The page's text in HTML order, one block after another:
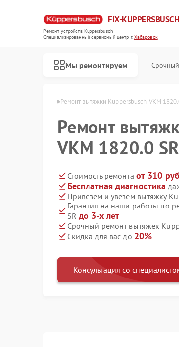
FIX-KUPPERSBUSCH
Ремонт устройств Kuppersbusch
Специализированный cервисный центр г.Хабаровск
Мы ремонтируем
Ремонт вытяжки Kuppersbusch VKM
Ремонт
VKM 1820.0
Стоимость ремонта от 310
Бесплатная диагностика
Привезем и увезем вытяжку
Гарантия на наши работы по
SRдо 3-х лет
Срочный ремонт вытяжек
Скидка для вас до 20%
Консультация со